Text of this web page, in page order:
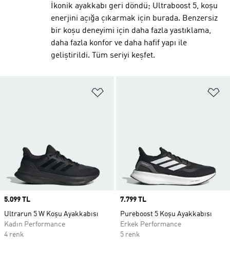
Price
5.099 TL
Ultrarun 5 W Koşu Ayakkabısı
Kadın Performance
4 renk
Price
7.799 TL
Pureboost 5 Koşu Ayakkabısı
Erkek Performance
5 renk
İkonik ayakkabı geri döndü; Ultraboost 5, koşu
enerjini açığa çıkarmak için burada. Benzersiz
bir koşu deneyimi için daha fazla yastıklama,
daha fazla konfor ve daha hafif yapı ile
geliştirildi. Tüm seriyi keşfet.